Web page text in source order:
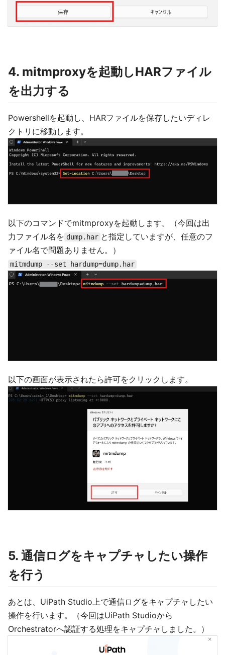
4. mitmproxyを起動しHARファイル
を出力する
Powershellを起動し、HARファイルを保存したいディレ
クトリに移動します。
以下のコマンドでmitmproxyを起動します。（今回は出
力ファイル名を dump.har と指定していますが、任意のフ
ァイル名で問題ありません。）
mitmdump --set hardump=dump.har
以下の画面が表示されたら許可をクリックします。
5. 通信ログをキャプチャしたい操作
を行う
あとは、UiPath Studio上で通信ログをキャプチャしたい
操作を行います。（今回はUiPath Studioから
Orchestratorへ認証する処理をキャプチャしました。）